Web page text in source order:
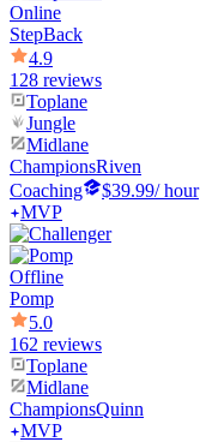
Online
StepBack
4.9
128 reviews
Toplane
Jungle
Midlane
ChampionsRiven
Coaching
$39.99/ hour
MVP
Offline
Pomp
5.0
162 reviews
Toplane
Midlane
ChampionsQuinn
MVP